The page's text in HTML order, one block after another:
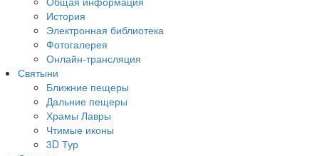
История
Электронная библиотека
Фотогалерея
Онлайн-трансляция
Святыни
Ближние пещеры
Дальние пещеры
Храмы Лавры
Чтимые иконы
3D Тур